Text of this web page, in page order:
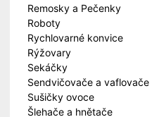
Remosky a Pečenky
Roboty
Rychlovarné konvice
Rýžovary
Sekáčky
Sendvičovače a vaflovače
Sušičky ovoce
Šlehače a hnětače